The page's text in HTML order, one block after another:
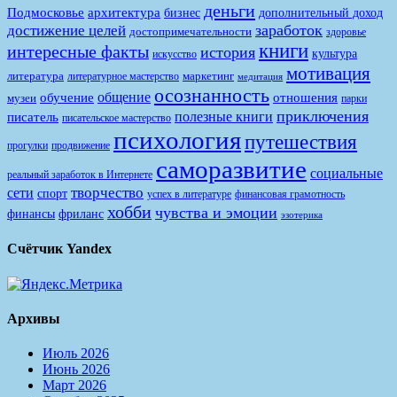
Подмосковье архитектура бизнес деньги дополнительный доход
достижение целей достопримечательности заработок здоровье
интересные факты искусство история книги культура
литература литературное мастерство маркетинг медитация мотивация
музеи обучение общение осознанность отношения парки
писатель писательское мастерство полезные книги приключения
прогулки продвижение психологияпутешествия
реальный заработок в Интернете саморазвитие социальные
сети спорт творчество успех в литературе финансовая грамотность
финансы фриланс хобби чувства и эмоции эзотерика
Счётчик Yandex
Архивы
Июль 2026
Июнь 2026
Март 2026